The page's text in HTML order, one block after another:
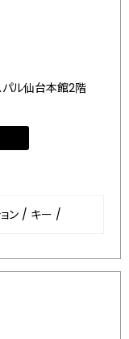
ル仙台本館2階
ン / キー /